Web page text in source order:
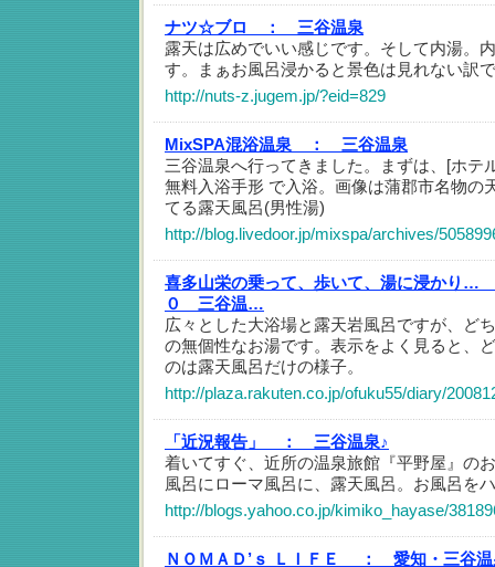
ナツ☆ブロ ：
三谷温泉
露天は広めでいい感じです。そして内湯。
す。まぁお風呂浸かると景色は見れない訳
http://nuts-z.jugem.jp/?eid=829
MixSPA混浴温泉 ：
三谷温泉
三谷温泉へ行ってきました。まずは、[ホテ
無料入浴手形 で入浴。画像は蒲郡市名物の
てる露天風呂(男性湯)
http://blog.livedoor.jp/mixspa/archives/
喜多山栄の乗って、歩いて、湯に浸かり…
０ 三谷温…
広々とした大浴場と露天岩風呂ですが、ど
の無個性なお湯です。表示をよく見ると、
のは露天風呂だけの様子。
http://plaza.rakuten.co.jp/ofuku55/diary/
「近況報告」 ：
三谷温泉♪
着いてすぐ、近所の温泉旅館『平野屋』の
風呂にローマ風呂に、露天風呂。お風呂を
http://blogs.yahoo.co.jp/kimiko_hayase/
ＮＯＭＡＤ’ｓ ＬＩＦＥ ：
愛知・三谷